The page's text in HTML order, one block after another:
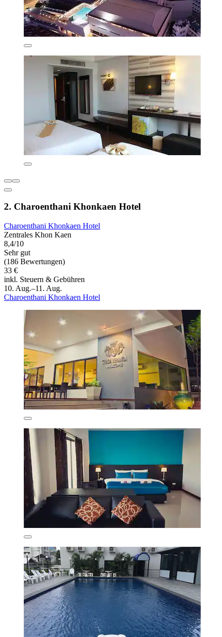
2. Charoenthani Khonkaen Hotel
Charoenthani Khonkaen Hotel
Zentrales Khon Kaen
8,4/10
Sehr gut
(186 Bewertungen)
33 €
inkl. Steuern & Gebühren
10. Aug.–11. Aug.
Charoenthani Khonkaen Hotel